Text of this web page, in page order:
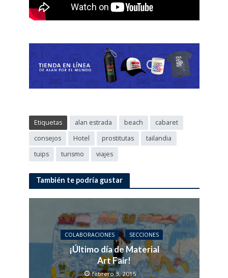
Etiquetas alan estrada beach
cabaret
consejos
Hotel prostitutas
tailandia
tuips
turismo viajes
También te podría gustar
COLABORACIONES SECCIONES
¡Último día de Material
Art Fair!
febrero 3, 2015